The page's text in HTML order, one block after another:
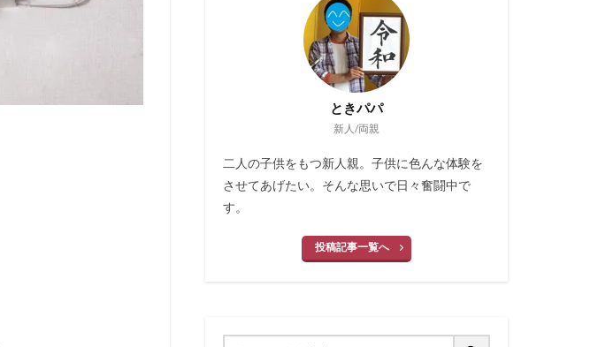
ときパパ
新人/両親
二人の子供をもつ新人親。子供に色んな体験を
させてあげたい。そんな思いで日々奮闘中で
す。
投稿記事一覧へ